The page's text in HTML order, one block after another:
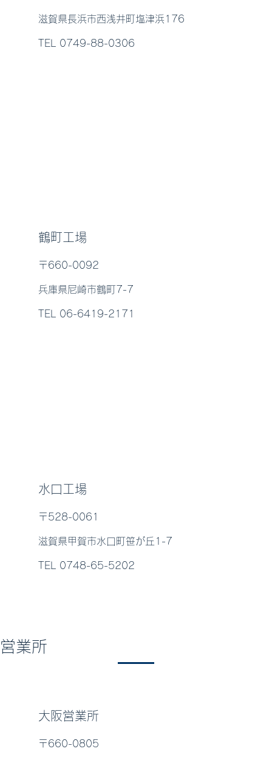
大阪営業所
〒660-0805
営業所
滋賀県長浜市西浅井町塩津浜176
TEL 0749-88-0306
鶴町工場
〒660-0092
兵庫県尼崎市鶴町7-7
TEL 06-6419-2171
水口工場
〒528-0061
滋賀県甲賀市水口町笹が丘1-7
TEL 0748-65-5202